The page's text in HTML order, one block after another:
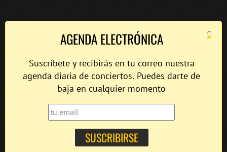
×
AGENDA ELECTRÓNICA
Suscríbete y recibirás en tu correo nuestra
agenda diaria de conciertos. Puedes darte de
baja en cualquier momento